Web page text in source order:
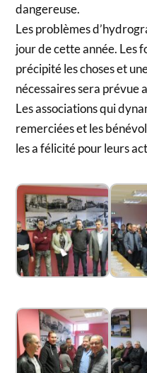
dangereuse.
Les problèmes
jour de cette année. Les
précipité les choses et
nécessaires sera prévue
Les associations qui
remerciées et les
les a félicité pour leurs